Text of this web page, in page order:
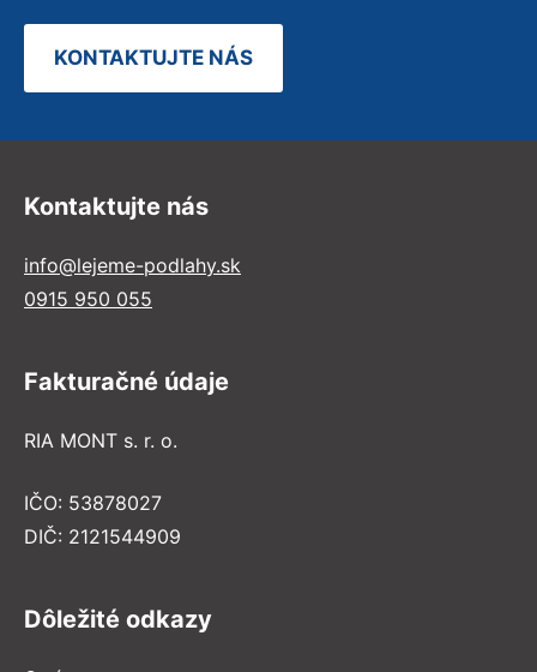
KONTAKTUJTE NÁS
Kontaktujte nás
info@lejeme-podlahy.sk
0915 950 055
Fakturačné údaje
RIA MONT s. r. o.
IČO: 53878027
DIČ: 2121544909
Dôležité odkazy